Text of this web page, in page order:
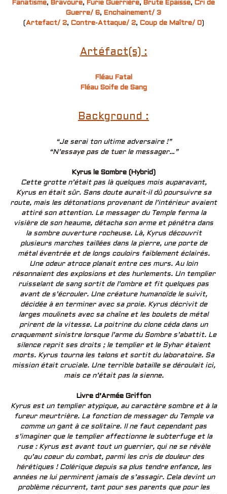
Fanatisme, Bravoure, Furie Guerrière, Brute Épaisse, Cri de
Guerre/ 6, Enchainement/ 3
(Artefact/ 2, Contre-Attaque/ 2, Coup de Maître/ 0)
Artéfact(s) :
Fléau Fatal
Fléau Soife de Sang
Background :
“Je serai ton ultime adversaire !”
“N’essaye pas de tuer le messager…”
Kyrus le Sombre (Hybrid)
Cette grotte n’était pas là quelques mois auparavant,
Kyrus en était sûr. Sans doute aurait-il dû poursuivre sa
route, mais les détonations provenant de l’intérieur avaient
attiré son attention. Le messager du Temple ferma la
visière de son heaume, détacha son arme et pénétra dans
la sombre ouverture rocheuse. Là, Kyrus découvrit
plusieurs marches taillées dans la pierre, une porte de
métal éventrée et de longs couloirs faiblement éclairés.
Une odeur atroce planait entre ces murs. Au loin
résonnaient des explosions et des hurlements. Un templier
ruisselant de sang sortit de l’ombre et fit quelques pas
avant de s’écrouler. Une créature humanoïde le suivit,
décidée à en terminer avec sa proie. Kyrus décrivit de
larges moulinets avec sa chaîne et les boulets de métal
prirent de la vitesse. La poitrine du clone céda dans un
craquement sinistre lorsque l’arme du Sombre s’abattit. Le
silence reprit ses droits ; le templier et le Syhar étaient
morts. Kyrus tourna les talons et sortit du laboratoire. Sa
mission était cruciale. Une terrible bataille se déroulait ici,
mais ce n’était pas la sienne.
Livre d’Armée Griffon
Kyrus est un templier atypique, au caractère sombre et à la
fureur meurtrière. La fonction de messager du Temple va
comme un gant à ce solitaire. Il ne faut cependant pas
s’imaginer que le templier affectionne le subterfuge et la
ruse : Kyrus est avant tout un guerrier, qui ne se révèle
qu’au coeur du combat, parmi les cris de douleur des
hérétiques ! Colérique depuis sa plus tendre enfance, les
années ne lui permirent jamais de s’assagir. Cela devint un
problème récurrent, tant pour ses parents que pour les